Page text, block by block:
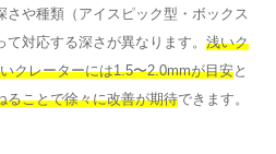
さや種類（アイスピック型・ボックス
対応する深さが異なります。 浅いク
クレーターには1.5〜2.0mmが目安と
ることで徐々に改善が期待できます。